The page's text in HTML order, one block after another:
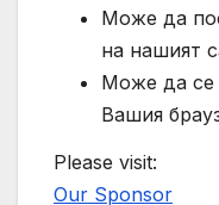
Може да
на нашият
Може да се
Вашия
Please visit:
Our Sponsor